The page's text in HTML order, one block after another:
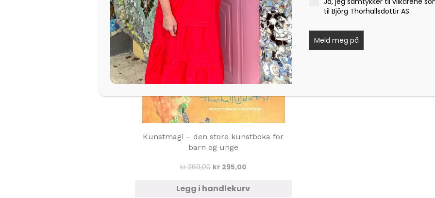
Kunstmagi – den store kunstboka for
barn og unge
kr369,00 Opprinnelig
var:
kr 295,00Nåværende
er:
Legg i handlekurv
til Björg Thorhallsdottir AS.
Meld meg på